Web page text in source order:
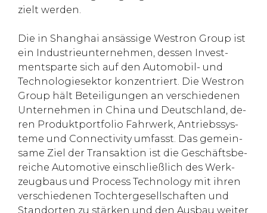
zielt wer­den.
Die in Shang­hai ansässige Wes­tron Group ist
ein In­dus­trie­un­ter­neh­men, des­sen In­vest­
ments­parte sich auf den Au­to­mo­bil- und
Tech­no­lo­gie­sek­tor kon­zen­triert. Die Wes­tron
Group hält Be­tei­li­gun­gen an ver­schie­de­nen
Un­ter­neh­men in China und Deutsch­land, de­
ren Pro­dukt­port­fo­lio Fahr­werk, An­triebs­sys­
teme und Con­nec­tivity um­fasst. Das ge­mein­
same Ziel der Trans­ak­tion ist die Ge­schäfts­be­
rei­che Au­to­mo­tive ein­schließlich des Werk­
zeug­baus und Pro­cess Tech­no­logy mit ih­ren
ver­schie­de­nen Toch­ter­ge­sell­schaf­ten und
Stand­or­ten zu stärken und den Aus­bau wei­ter